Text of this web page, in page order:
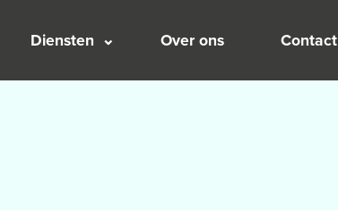
Diensten Over ons Contact